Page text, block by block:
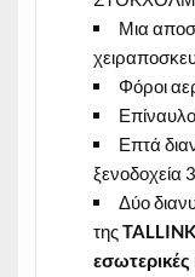
Μια
Φόροι
Επτά
ξενοδοχεία
Δύο
της
εσωτερικές